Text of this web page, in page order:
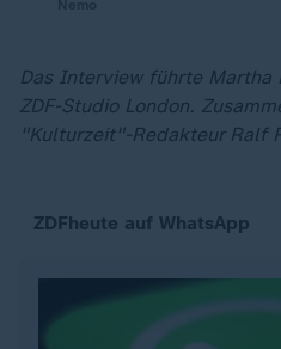
Das Interview führte Martha
ZDF-Studio London.
"Kulturzeit"-Redakteur Ralf
ZDFheute auf WhatsApp